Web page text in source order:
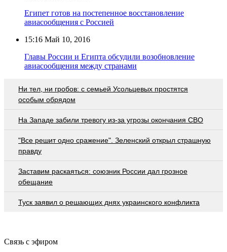
Египет готов на постепенное восстановление
авиасообщения с Россией
15:16 Май 10, 2016
Главы России и Египта обсудили возобновление
авиасообщения между странами
Ни тел, ни гробов: с семьей Усольцевых простятся
особым обрядом
На Западе забили тревогу из-за угрозы окончания СВО
"Все решит одно сражение". Зеленский открыл страшную
правду
Заставим раскаяться: союзник России дал грозное
обещание
Туск заявил о решающих днях украинского конфликта
Связь с эфиром